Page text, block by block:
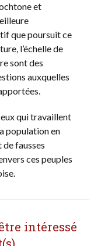
et
que poursuit ce
l’échelle de
sont des
auxquelles
qui travaillent
population en
fausses
ces peuples
intéressé